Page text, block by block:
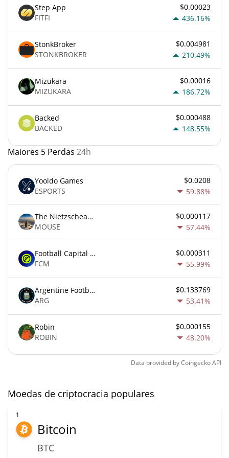
Step App
FITFI
$0.00023
436.16%
StonkBroker
STONKBROKER
$0.004981
210.49%
Mizukara
MIZUKARA
$0.00016
186.72%
Backed
BACKED
$0.000488
148.55%
Maiores 5 Perdas 24h
Yooldo Games
ESPORTS
$0.0208
59.88%
The Nietzschean Mouse
MOUSE
$0.000117
57.44%
Football Capital Markets
FCM
$0.000311
55.99%
Argentine Football Association Fan Token
ARG
$0.133769
53.41%
Robin
ROBIN
$0.000155
48.20%
Data provided byCoingeckoAPI
Moedas de criptocracia populares
1
Bitcoin
BTC